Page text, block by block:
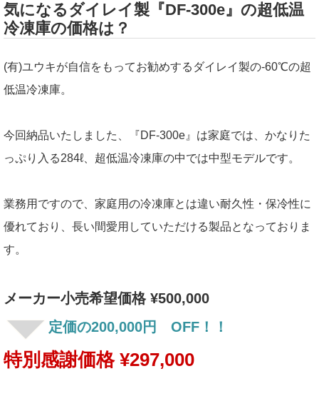
気になるダイレイ製『DF-300e』の超低温
冷凍庫の価格は？
(有)ユウキが自信をもってお勧めするダイレイ製の-60℃の超
低温冷凍庫。
今回納品いたしました、『DF-300e』は家庭では、かなりた
っぷり入る284ℓ、超低温冷凍庫の中では中型モデルです。
業務用ですので、家庭用の冷凍庫とは違い耐久性・保冷性に
優れており、長い間愛用していただける製品となっておりま
す。
メーカー小売希望価格 ¥500,000
定価の200,000円 OFF！！
特別感謝価格 ¥297,000